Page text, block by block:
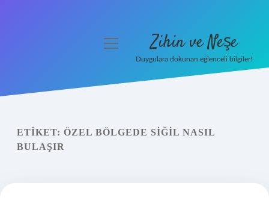
Yasal Uyarı
menüyü
Zihin ve Neşe
Duygulara dokunan eğlenceli bilgiler!
ETIKET: ÖZEL BÖLGEDE SIĞIL NASIL
BULAŞIR